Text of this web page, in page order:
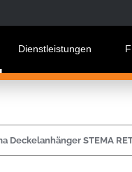
Dienstleistungen
Deckelanhänger STEMA